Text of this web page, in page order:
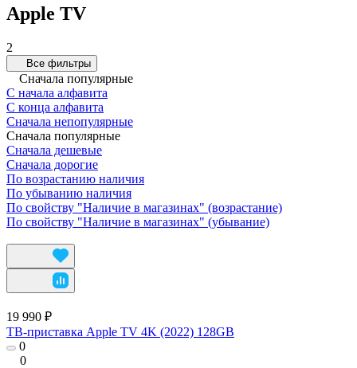
Apple TV
2
Все фильтры
Сначала популярные
С начала алфавита
С конца алфавита
Сначала непопулярные
Сначала популярные
Сначала дешевые
Сначала дорогие
По возрастанию наличия
По убыванию наличия
По свойству "Наличие в магазинах" (возрастание)
По свойству "Наличие в магазинах" (убывание)
19 990 ₽
ТВ-приставка Apple TV 4K (2022) 128GB
0
0